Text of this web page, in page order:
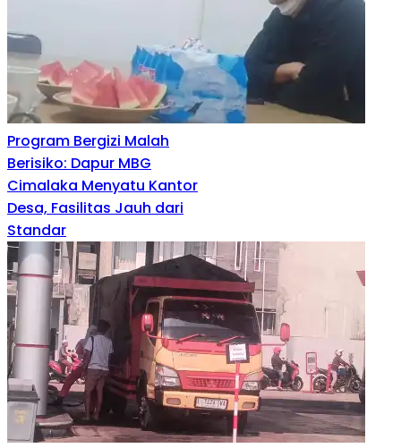
Program Bergizi Malah
Berisiko: Dapur MBG
Cimalaka Menyatu Kantor
Desa, Fasilitas Jauh dari
Standar